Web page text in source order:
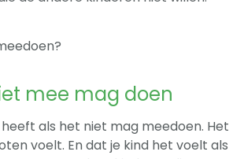
mee mag doen
als het niet mag meedoen. Het
voelt. En dat je kind het voelt als